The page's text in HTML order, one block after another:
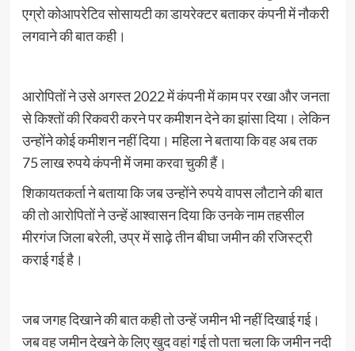
एग्रो कोआपरेटिव सोसायटी का डायरेक्टर बताकर कंपनी में नौकरी
लगवाने की बात कही।
आरोपितों ने उसे अगस्त 2022 में कंपनी में काम पर रखा और जनता
से किश्तों की रिकवरी करने पर कमीशन देने का झांसा दिया। लेकिन
उन्होंने कोई कमीशन नहीं दिया। महिला ने बताया कि वह अब तक
75 लाख रुपये कंपनी में जमा करवा चुकी हैं।
शिकायतकर्ता ने बताया कि जब उन्होंने रुपये वापस लौटाने की बात
की तो आरोपितों ने उन्हें आश्वासन दिया कि उनके नाम तहसील
मीरगंज जिला बरेली, उप्र में साढ़े तीन बीघा जमीन की रजिस्ट्री
कराई गई है।
जब जगह दिखाने की बात कही तो उन्हें जमीन भी नहीं दिखाई गई।
जब वह जमीन देखने के लिए खुद वहां गई तो पता चला कि जमीन नदी